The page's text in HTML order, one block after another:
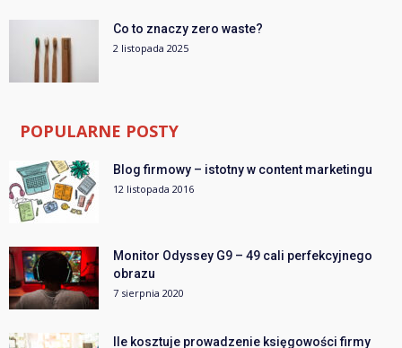
Co to znaczy zero waste?
2 listopada 2025
POPULARNE POSTY
Blog firmowy – istotny w content marketingu
12 listopada 2016
Monitor Odyssey G9 – 49 cali perfekcyjnego
obrazu
7 sierpnia 2020
Ile kosztuje prowadzenie księgowości firmy